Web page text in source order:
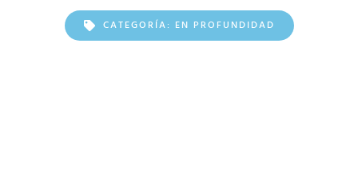
CATEGORÍA: EN PROFUNDIDAD